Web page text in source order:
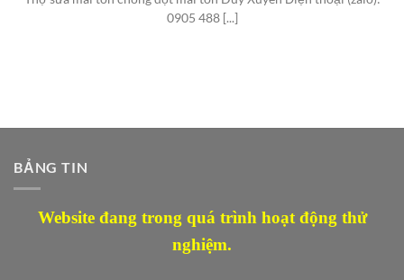
0905 488 [...]
BẢNG TIN
Website đang trong quá trình hoạt động thử
nghiệm.